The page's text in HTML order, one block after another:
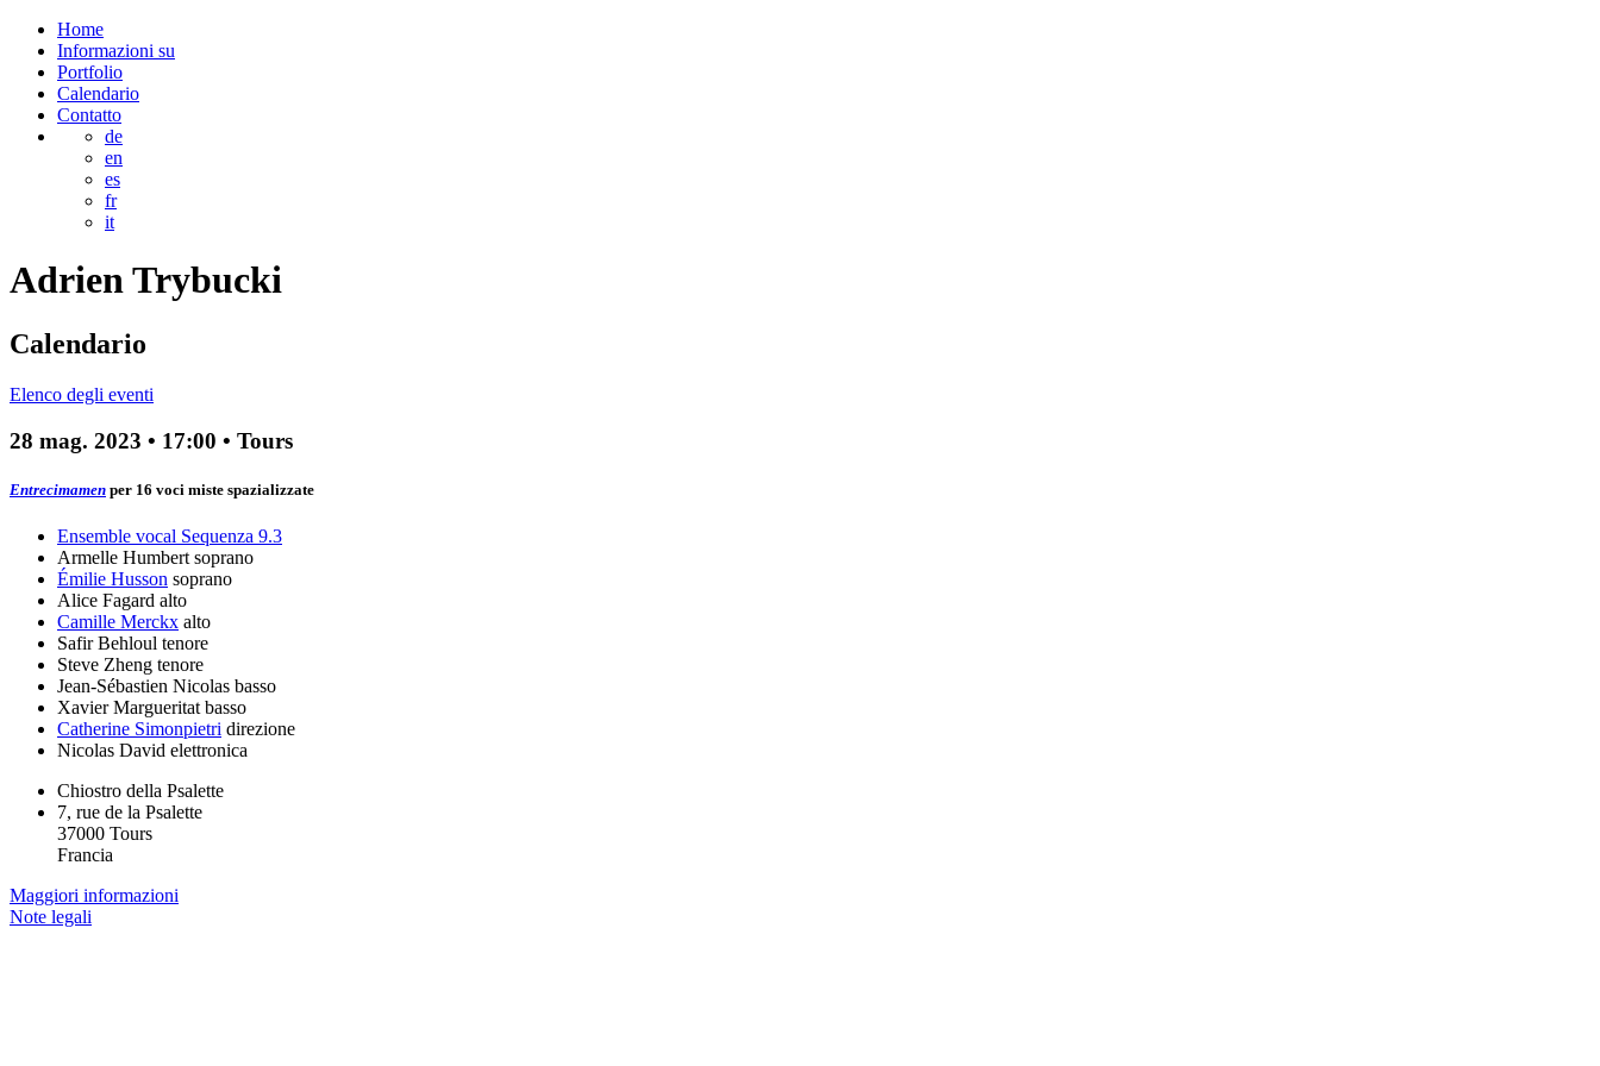
Home
Informazioni su
Portfolio
Calendario
Contatto
de
en
es
fr
it
AdrienTrybucki
Calendario
Elenco degli eventi
28 mag. 2023 • 17:00 • Tours
Entrecimamen per 16 voci miste spazializzate
Ensemble vocal Sequenza 9.3
Armelle Humbert soprano
Émilie Husson soprano
Alice Fagard alto
Camille Merckx alto
Safir Behloul tenore
Steve Zheng tenore
Jean-Sébastien Nicolas basso
Xavier Margueritat basso
Catherine Simonpietri direzione
Nicolas David elettronica
Chiostro della Psalette
7, rue de la Psalette
37000 Tours
Francia
Maggiori informazioni
Note legali